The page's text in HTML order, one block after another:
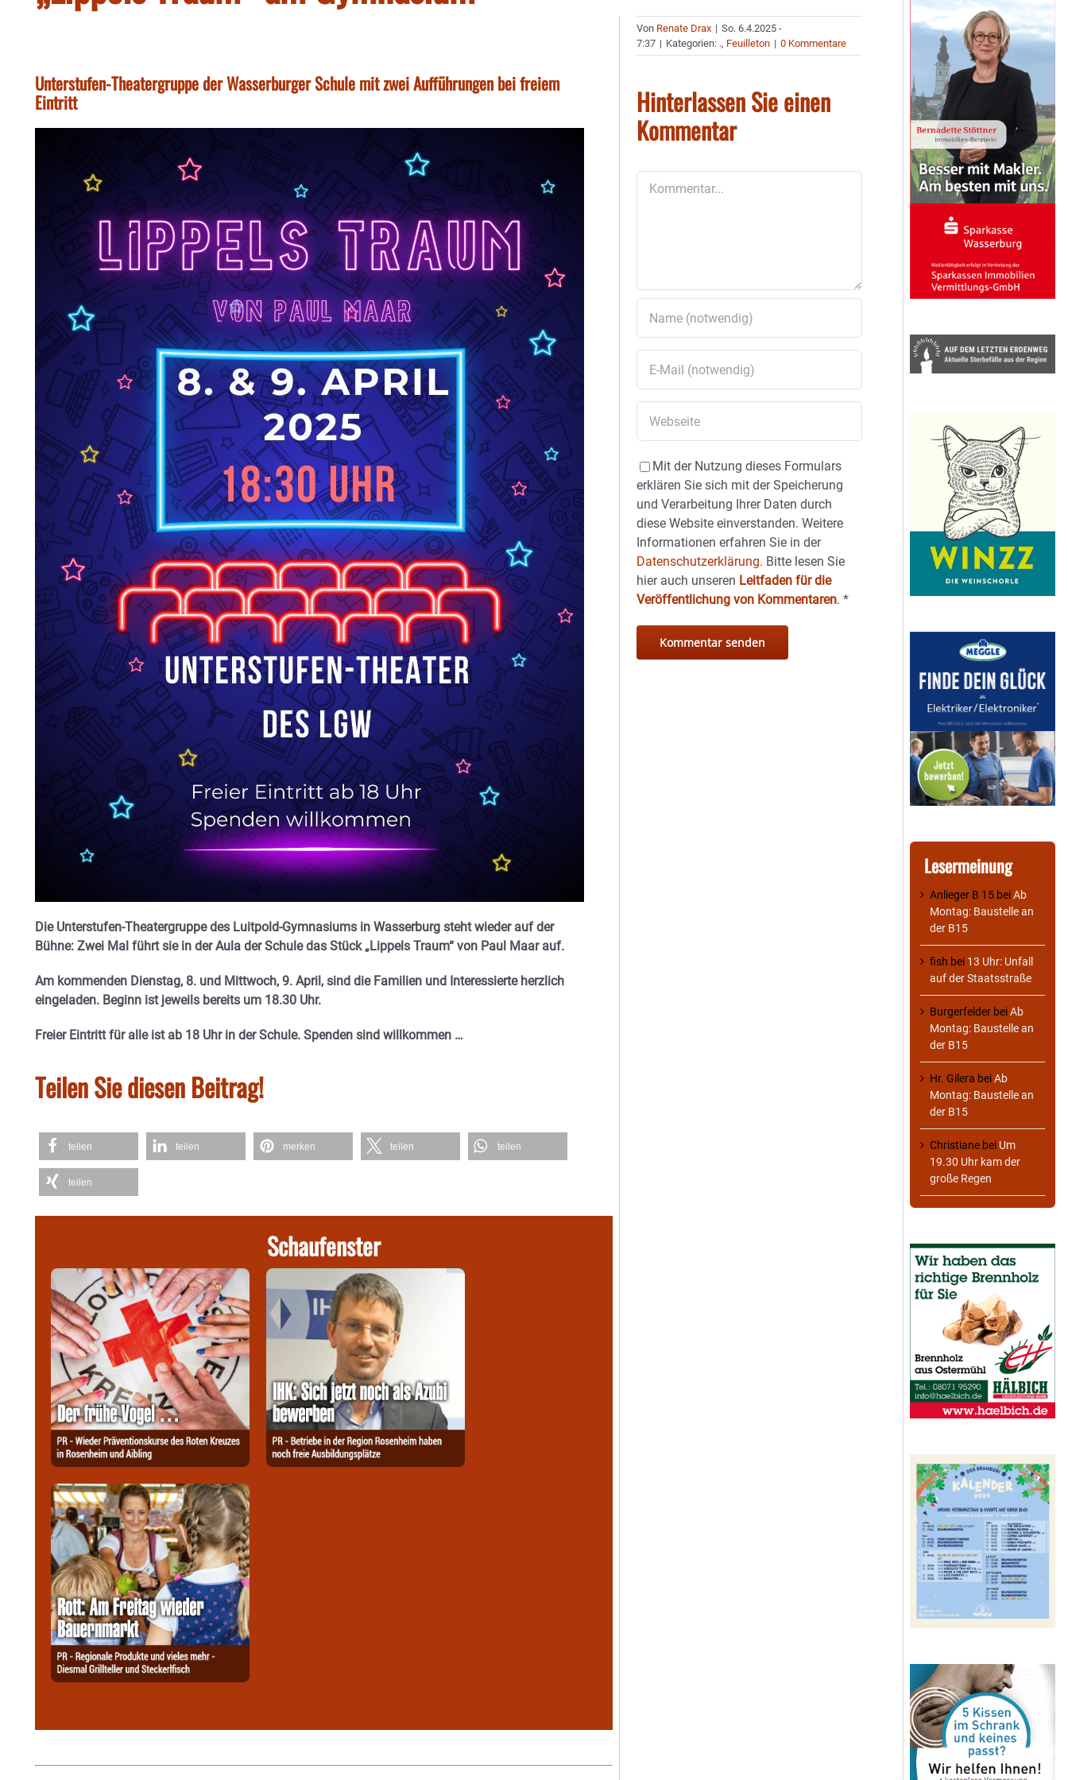
Unterstufen-Theatergruppe der Wasserburger Schule mit zwei Aufführungen bei freiem
Eintritt
Die Unterstufen-Theatergruppe des Luitpold-Gymnasiums in Wasserburg steht wieder auf der
Bühne: Zwei Mal führt sie in der Aula der Schule das Stück „Lippels Traum“ von Paul Maar auf.
Am kommenden Dienstag, 8. und Mittwoch, 9. April, sind die Familien und Interessierte herzlich
eingeladen. Beginn ist jeweils bereits um 18.30 Uhr.
Freier Eintritt für alle ist ab 18 Uhr in der Schule. Spenden sind willkommen …
Teilen Sie diesen Beitrag!
teilen teilen merken teilen teilen
teilen
Schaufenster
Von Renate Drax | So. 6.4.2025 -
7:37 | Kategorien: ., Feuilleton | 0 Kommentare
Hinterlassen Sie einen
Kommentar
Mit der Nutzung dieses Formulars
erklären Sie sich mit der Speicherung
und Verarbeitung Ihrer Daten durch
diese Website einverstanden. Weitere
Informationen erfahren Sie in der
Datenschutzerklärung. Bitte lesen Sie
hier auch unseren Leitfaden für die
Veröffentlichung von Kommentaren.*
Lesermeinung
Anlieger B 15 beiAb
Montag: Baustelle an
der B15
fish bei 13 Uhr: Unfall
auf der Staatsstraße
Burgerfelder beiAb
Montag: Baustelle an
der B15
Hr. Gilera beiAb
Montag: Baustelle an
der B15
Christiane bei Um
19.30 Uhr kam der
große Regen